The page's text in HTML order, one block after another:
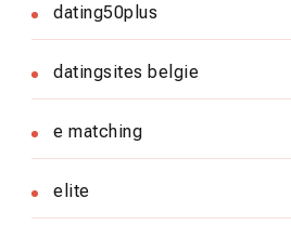
dating50plus
datingsites belgie
e matching
elite